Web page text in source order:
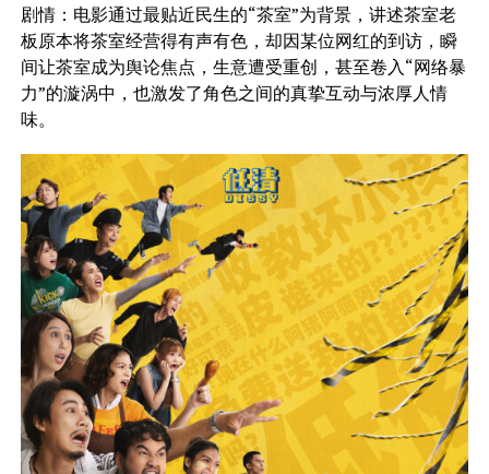
剧情：电影通过最贴近民生的“茶室”为背景，讲述茶室老
板原本将茶室经营得有声有色，却因某位网红的到访，瞬
间让茶室成为舆论焦点，生意遭受重创，甚至卷入“网络暴
力”的漩涡中，也激发了角色之间的真挚互动与浓厚人情
味。